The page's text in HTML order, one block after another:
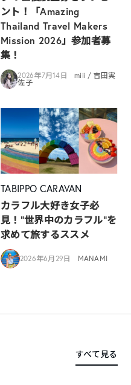
ント！「Amazing
Thailand Travel Makers
Mission 2026」参加者募
集！
2026年7月14日
miii / 吉田実
佐子
TABIPPO CARAVAN
カラフル大好き女子必
見！”世界中のカラフル”を
求めて旅するススメ
2026年6月29日 MANAMI
すべて見る